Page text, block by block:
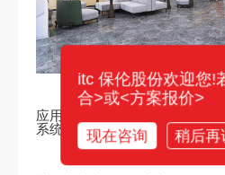
应用系统：LED显示屏系统、
系统、排队叫号系统、监控系统
itc 保伦股份欢迎您!
合>或<方案报价>
现在咨询 稍后再